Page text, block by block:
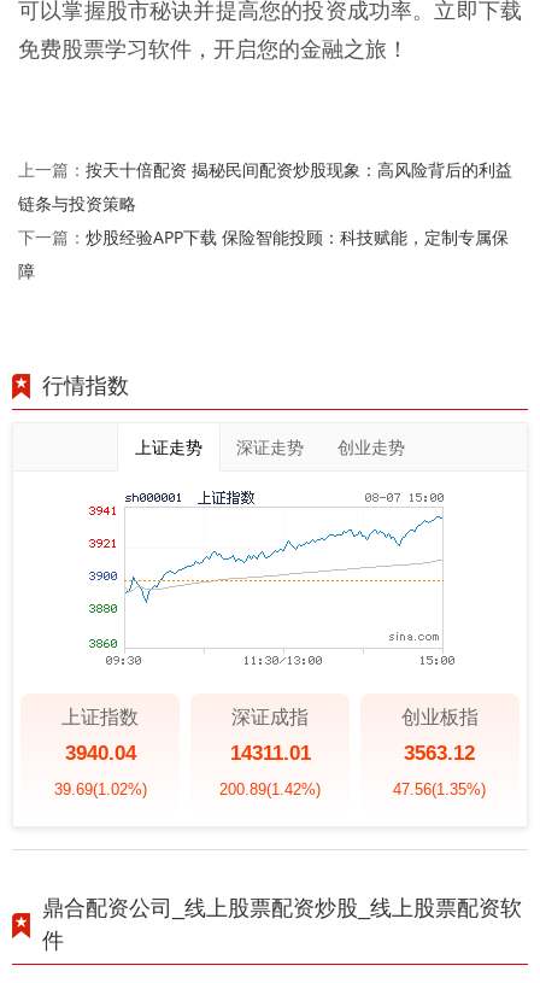
可以掌握股市秘诀并提高您的投资成功率。立即下载
免费股票学习软件，开启您的金融之旅！
上一篇： 按天十倍配资 揭秘民间配资炒股现象：高风险背后的利益
链条与投资策略
下一篇： 炒股经验APP下载 保险智能投顾：科技赋能，定制专属保
障
行情指数
上证走势 深证走势 创业走势
上证指数
3940.04
39.69(1.02%)
深证成指
14311.01
200.89(1.42%)
创业板指
3563.12
47.56(1.35%)
鼎合配资公司_线上股票配资炒股_线上股票配资软
件